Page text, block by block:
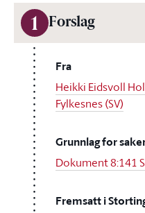
1 Forslag
Fra
Heikki Eidsvoll
Fylkesnes (SV)
Grunnlag for
Dokument 8:141
Fremsatt i